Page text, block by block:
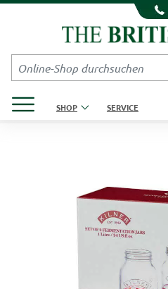
Kompletten Head der Seite
SHOP SERVICE